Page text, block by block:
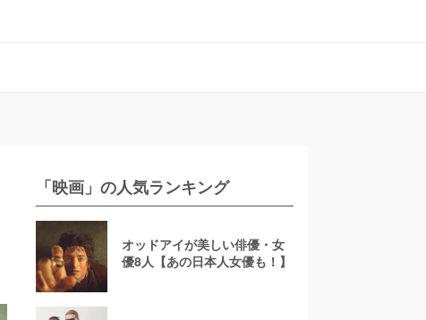
「映画」の人気ランキング
オッドアイが美しい俳優・女
優8人【あの日本人女優も！】